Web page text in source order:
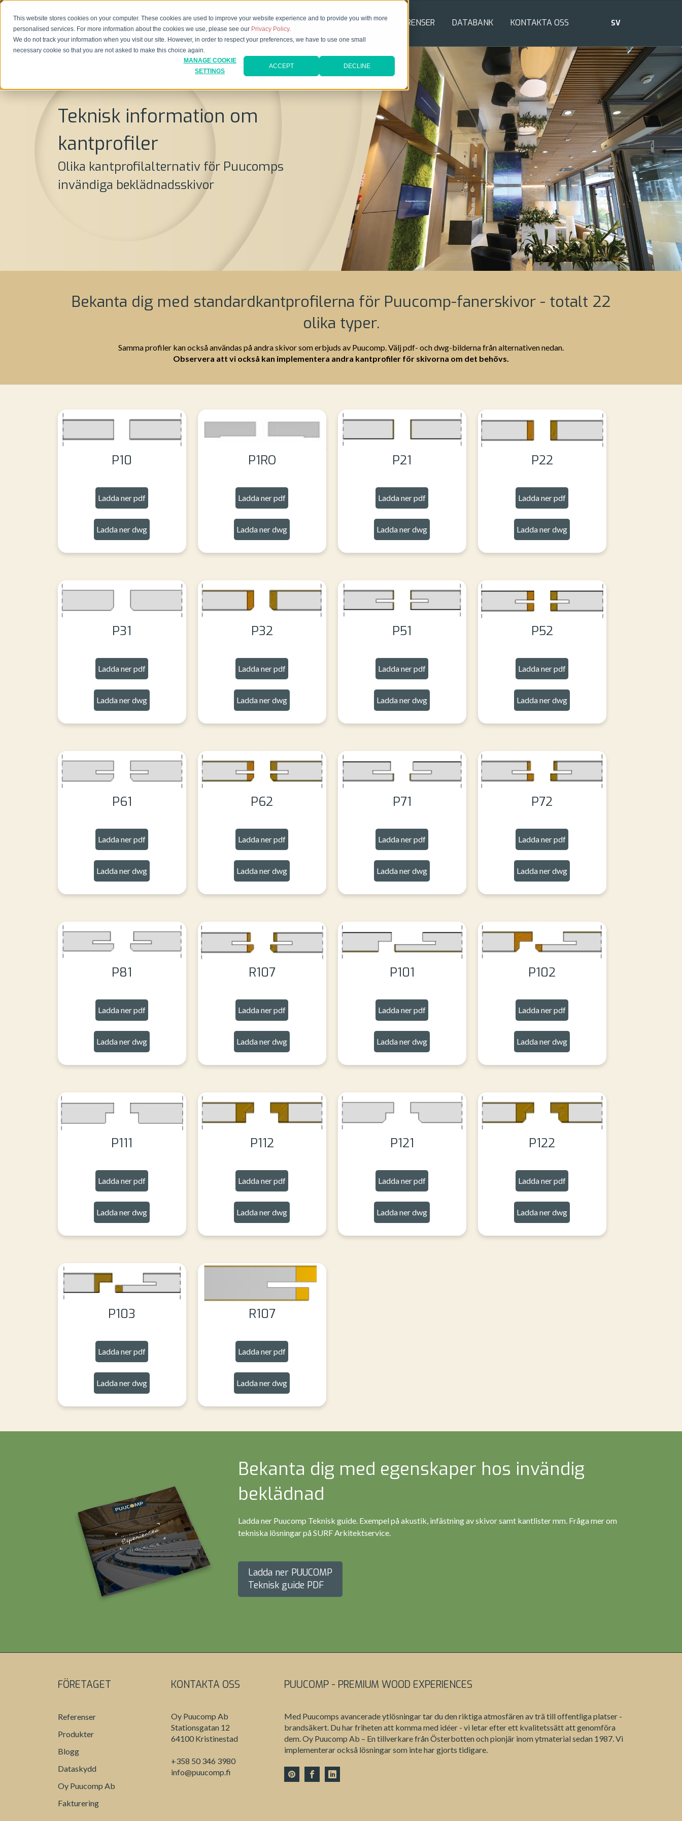
This website stores cookies on your computer. These cookies are used to improve your website experience and to provide you with more
personalised services. For more information about the cookies we use, please see our Privacy Policy.
We do not track your information when you visit our site. However, in order to respect your preferences, we have to use one small
necessary cookie so that you are not asked to make this choice again.
MANAGE COOKIE
SETTINGS
ACCEPT DECLINE
TJÄNSTER PRODUKTER REFERENSER DATABANK KONTAKTA OSS SV
Teknisk information om
kantprofiler
Olika kantprofilalternativ för Puucomps
invändiga beklädnadsskivor
Bekanta dig med standardkantprofilerna för Puucomp-fanerskivor - totalt 22
olika typer.
Samma profiler kan också användas på andra skivor som erbjuds av Puucomp. Välj pdf- och dwg-bilderna från alternativen nedan.
Observera att vi också kan implementera andra kantprofiler för skivorna om det behövs.
P10
Ladda ner pdf
Ladda ner dwg
P1RO
Ladda ner pdf
Ladda ner dwg
P21
Ladda ner pdf
Ladda ner dwg
P22
Ladda ner pdf
Ladda ner dwg
P31
Ladda ner pdf
Ladda ner dwg
P32
Ladda ner pdf
Ladda ner dwg
P51
Ladda ner pdf
Ladda ner dwg
P52
Ladda ner pdf
Ladda ner dwg
P61
Ladda ner pdf
Ladda ner dwg
P62
Ladda ner pdf
Ladda ner dwg
P71
Ladda ner pdf
Ladda ner dwg
P72
Ladda ner pdf
Ladda ner dwg
P81
Ladda ner pdf
Ladda ner dwg
R107
Ladda ner pdf
Ladda ner dwg
P101
Ladda ner pdf
Ladda ner dwg
P102
Ladda ner pdf
Ladda ner dwg
P111
Ladda ner pdf
Ladda ner dwg
P112
Ladda ner pdf
Ladda ner dwg
P121
Ladda ner pdf
Ladda ner dwg
P122
Ladda ner pdf
Ladda ner dwg
P103
Ladda ner pdf
Ladda ner dwg
R107
Ladda ner pdf
Ladda ner dwg
Bekanta dig med egenskaper hos invändig
beklädnad
Ladda ner Puucomp Teknisk guide. Exempel på akustik, infästning av skivor samt kantlister mm. Fråga mer om
tekniska lösningar på SURF Arkitektservice.
Ladda ner PUUCOMP
Teknisk guide PDF
FÖRETAGET
Referenser
Produkter
Blogg
Dataskydd
Oy Puucomp Ab
Fakturering
KONTAKTA OSS
Oy Puucomp Ab
Stationsgatan 12
64100 Kristinestad
+358 50 346 3980
info@puucomp.fi
PUUCOMP - PREMIUM WOOD EXPERIENCES
Med Puucomps avancerade ytlösningar tar du den riktiga atmosfären av trä till offentliga platser -
brandsäkert. Du har friheten att komma med idéer - vi letar efter ett kvalitetssätt att genomföra
dem. Oy Puucomp Ab – En tillverkare från Österbotten och pionjär inom ytmaterial sedan 1987. Vi
implementerar också lösningar som inte har gjorts tidigare.